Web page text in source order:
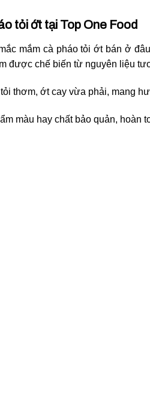
tỏi ớt tại Top One Food
mắm cà pháo tỏi ớt bán ở
được chế biến từ nguyên liệu
thơm, ớt cay vừa phải, mang
màu hay chất bảo quản, hoàn